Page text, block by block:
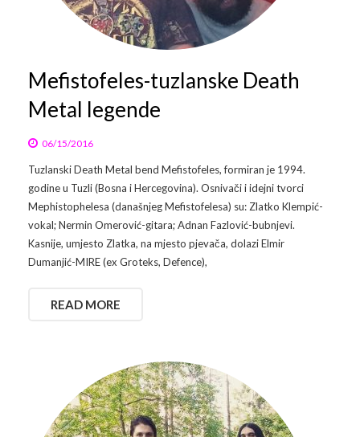
Video 2013
Video 2014
Video 2016
Video 2017
Galerija 2012
Galerija 2013
Galerija 2015
Galerija 2016
Galerija 2022
Mefistofeles-tuzlanske Death
Metal legende
06/15/2016
Tuzlanski Death Metal bend Mefistofeles, formiran je 1994.
godine u Tuzli (Bosna i Hercegovina). Osnivači i idejni tvorci
Mephistophelesa (današnjeg Mefistofelesa) su: Zlatko Klempić-
vokal; Nermin Omerović-gitara; Adnan Fazlović-bubnjevi.
Kasnije, umjesto Zlatka, na mjesto pjevača, dolazi Elmir
Dumanjić-MIRE (ex Groteks, Defence),
READ MORE